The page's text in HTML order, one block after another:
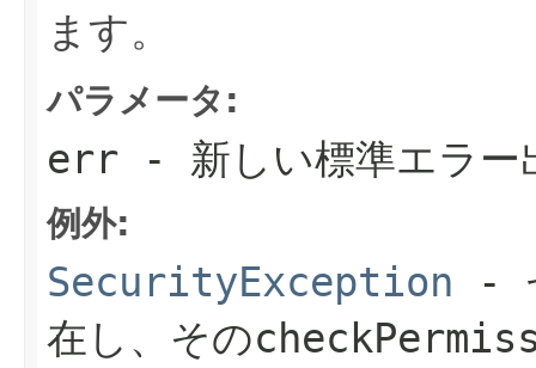
ます。
パラメータ:
err - 新しい標準エラー
例外:
SecurityException -
在し、その